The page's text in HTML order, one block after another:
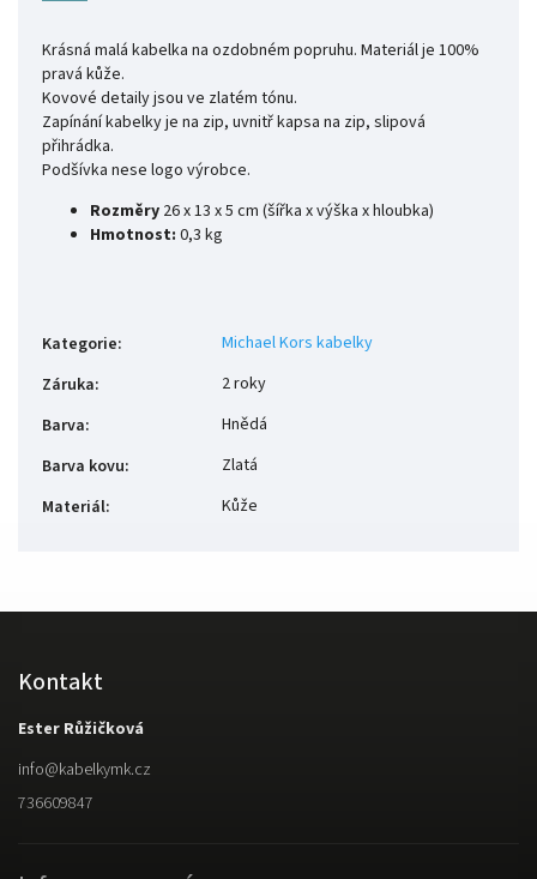
Krásná malá kabelka na ozdobném popruhu. Materiál je 100%
pravá kůže.
Kovové detaily jsou ve zlatém tónu.
Zapínání kabelky je na zip, uvnitř kapsa na zip, slipová
přihrádka.
Podšívka nese logo výrobce.
Rozměry 26 x 13 x 5 cm (šířka x výška x hloubka)
Hmotnost: 0,3 kg
Kategorie:
Michael Kors kabelky
Záruka:
2 roky
Barva:
Hnědá
Barva kovu:
Zlatá
Materiál: Kůže
Kontakt
Ester Růžičková
info@kabelkymk.cz
736609847